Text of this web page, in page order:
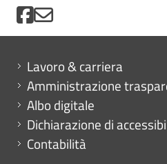
Mini menu di servizio
Lavoro & carriera
Amministrazione
Albo digitale
Dichiarazione di
Contabilità